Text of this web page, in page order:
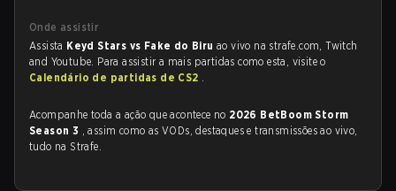
Onde assistir
Assista Keyd Stars vs Fake do Biruao vivo na strafe.com, Twitch
and Youtube. Para assistir a mais partidas como esta, visite o
Calendário de partidas de CS2 .
Acompanhe toda a ação que acontece no 2026 BetBoom Storm
Season 3 , assim como as VODs, destaques e transmissões ao vivo,
tudo na Strafe.